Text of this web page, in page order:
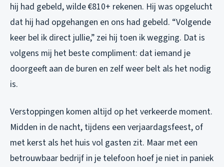
hij had gebeld, wilde €810+ rekenen. Hij was opgelucht
dat hij had opgehangen en ons had gebeld. “Volgende
keer bel ik direct jullie,” zei hij toen ik wegging. Dat is
volgens mij het beste compliment: dat iemand je
doorgeeft aan de buren en zelf weer belt als het nodig
is.
Verstoppingen komen altijd op het verkeerde moment.
Midden in de nacht, tijdens een verjaardagsfeest, of
met kerst als het huis vol gasten zit. Maar met een
betrouwbaar bedrijf in je telefoon hoef je niet in paniek